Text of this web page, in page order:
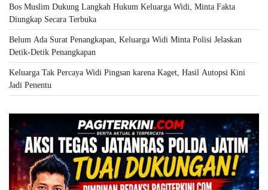
Bos Muslim Dukung Langkah Hukum Keluarga Widi, Minta Fakta
Diungkap Secara Terbuka
Belum Ada Surat Penangkapan, Keluarga Widi Minta Polisi Jelaskan
Detik-Detik Penangkapan
Keluarga Tak Percaya Widi Pingsan karena Kaget, Hasil Autopsi Kini
Jadi Penentu